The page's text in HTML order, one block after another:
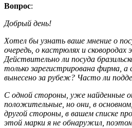
Вопрос:
Добрый день!
Хотел бы узнать ваше мнение о
очередь, о кастрюлях и
Действительно ли посуда
только зарегистрирована фирма, а
вынесено за рубеж? Часто ли
С одной стороны, уже найденные
положительные, но они, в
другой стороны, в вашем списке
этой марки я не обнаружил,